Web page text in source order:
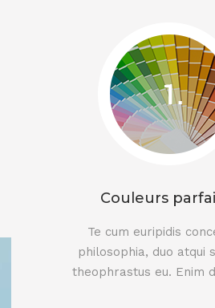
Couleurs
Te cum euripidis
philosophia, duo atqui
theophrastus eu. Enim